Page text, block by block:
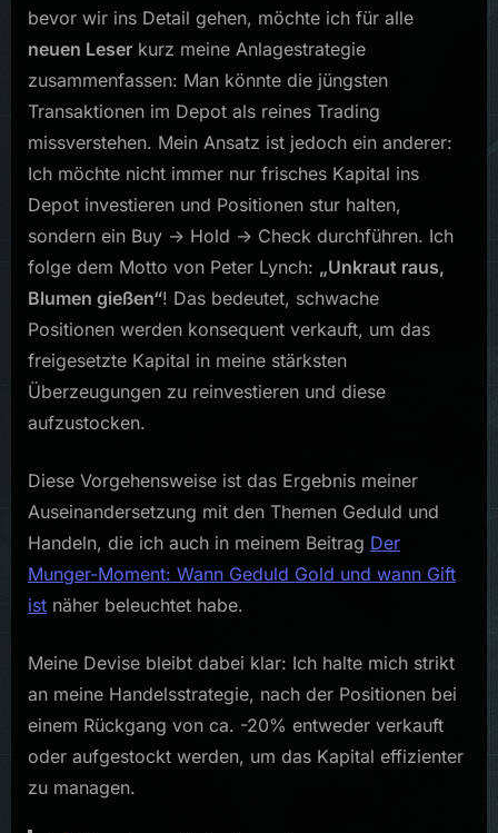
mit
auf
KI
und
Growth
2025
bevor wir ins Detail gehen, möchte ich für alle
neuen Leser kurz meine Anlagestrategie
zusammenfassen: Man könnte die jüngsten
Transaktionen im Depot als reines Trading
missverstehen. Mein Ansatz ist jedoch ein anderer:
Ich möchte nicht immer nur frisches Kapital ins
Depot investieren und Positionen stur halten,
sondern ein Buy -> Hold -> Check durchführen. Ich
folge dem Motto von Peter Lynch: „Unkraut raus,
Blumen gießen“! Das bedeutet, schwache
Positionen werden konsequent verkauft, um das
freigesetzte Kapital in meine stärksten
Überzeugungen zu reinvestieren und diese
aufzustocken.
Diese Vorgehensweise ist das Ergebnis meiner
Auseinandersetzung mit den Themen Geduld und
Handeln, die ich auch in meinem Beitrag Der
Munger-Moment: Wann Geduld Gold und wann Gift
ist näher beleuchtet habe.
Meine Devise bleibt dabei klar: Ich halte mich strikt
an meine Handelsstrategie, nach der Positionen bei
einem Rückgang von ca. -20% entweder verkauft
oder aufgestockt werden, um das Kapital effizienter
zu managen.